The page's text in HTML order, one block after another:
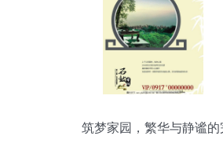
筑梦家园，繁华与静谧的